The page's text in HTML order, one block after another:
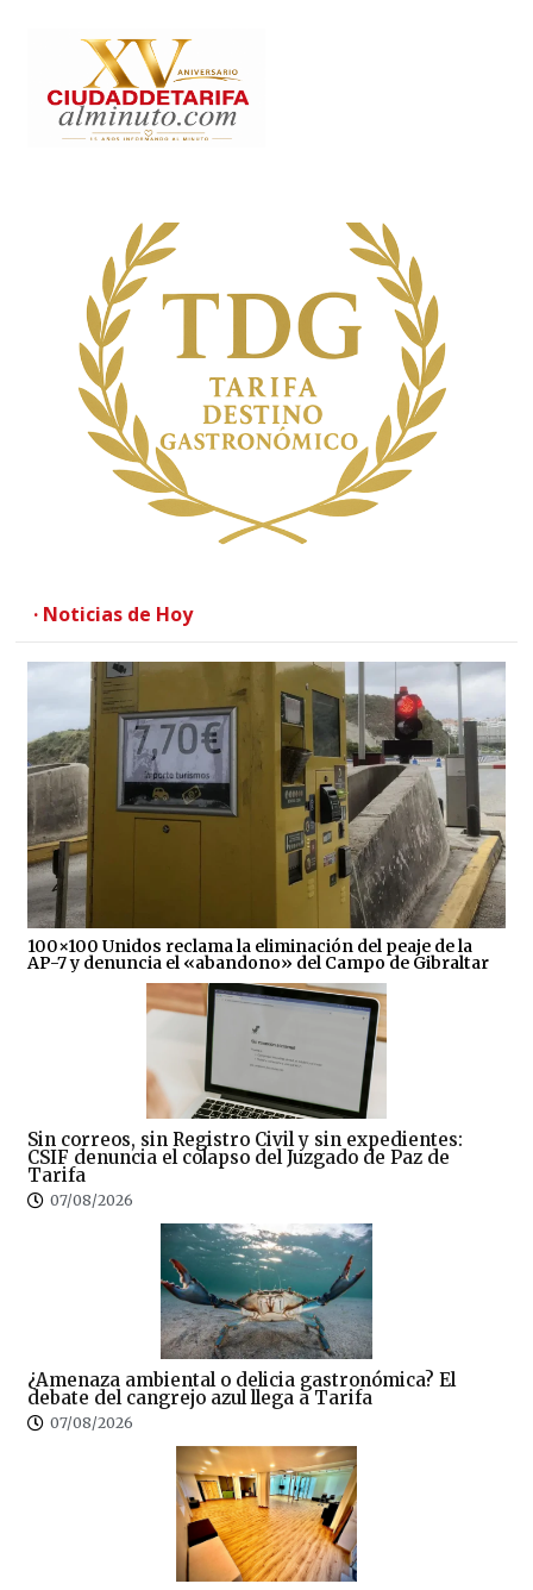
· Noticias de Hoy
100×100 Unidos reclama la eliminación del peaje de la
AP-7 y denuncia el «abandono» del Campo de Gibraltar
Sin correos, sin Registro Civil y sin expedientes:
CSIF denuncia el colapso del Juzgado de Paz de
Tarifa
07/08/2026
¿Amenaza ambiental o delicia gastronómica? El
debate del cangrejo azul llega a Tarifa
07/08/2026